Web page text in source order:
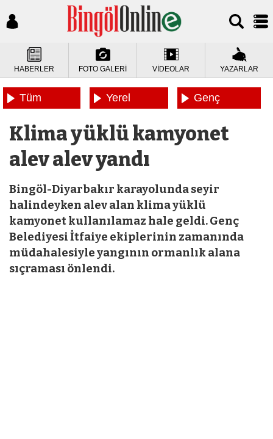
HABERLER FOTO GALERİ VİDEOLAR YAZARLAR
Tüm
Yerel
Genç
Klima yüklü kamyonet
alev alev yandı
Bingöl-Diyarbakır karayolunda seyir
halindeyken alev alan klima yüklü
kamyonet kullanılamaz hale geldi. Genç
Belediyesi İtfaiye ekiplerinin zamanında
müdahalesiyle yangının ormanlık alana
sıçraması önlendi.